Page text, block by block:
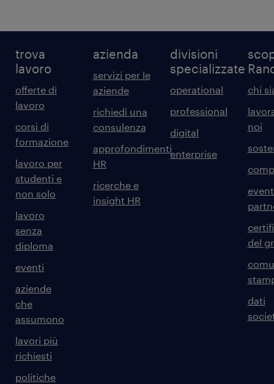
trova
lavoro
offerte di
lavoro
corsi di
formazione
lavoro per
studenti e
non solo
lavoro
senza
diploma
eventi
aziende
che
assumono
lavori più
richiesti
politiche
azienda
servizi per le
aziende
richiedi una
consulenza
approfondimenti
HR
ricerche e
insight HR
divisioni
specializzate
operational
professional
digital
enterprise
chi
noi
del
dati